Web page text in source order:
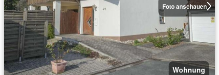
Foto anschauen
Wohnung